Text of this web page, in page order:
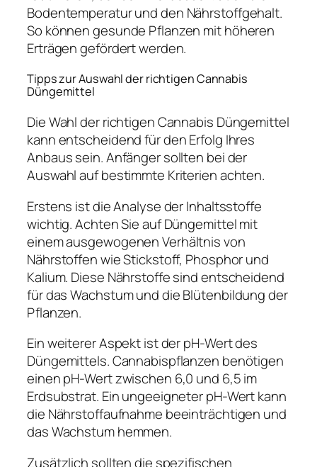
Bodentemperatur und den Nährstoffgehalt.
So können gesunde Pflanzen mit höheren
Erträgen gefördert werden.
Tipps zur Auswahl der richtigen Cannabis
Düngemittel
Die Wahl der richtigen Cannabis Düngemittel
kann entscheidend für den Erfolg Ihres
Anbaus sein. Anfänger sollten bei der
Auswahl auf bestimmte Kriterien achten.
Erstens ist die Analyse der Inhaltsstoffe
wichtig. Achten Sie auf Düngemittel mit
einem ausgewogenen Verhältnis von
Nährstoffen wie Stickstoff, Phosphor und
Kalium. Diese Nährstoffe sind entscheidend
für das Wachstum und die Blütenbildung der
Pflanzen.
Ein weiterer Aspekt ist der pH-Wert des
Düngemittels. Cannabispflanzen benötigen
einen pH-Wert zwischen 6,0 und 6,5 im
Erdsubstrat. Ein ungeeigneter pH-Wert kann
die Nährstoffaufnahme beeinträchtigen und
das Wachstum hemmen.
Zusätzlich sollten die spezifischen